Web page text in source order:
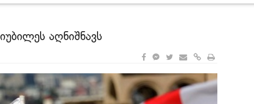
აღნიშნავს